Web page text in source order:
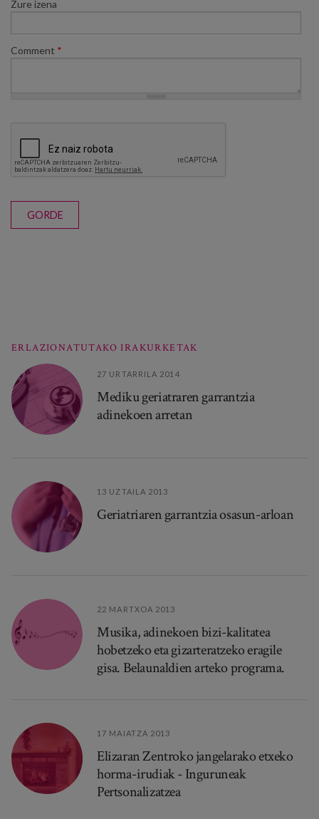
Zure izena
Comment *
GORDE
ERLAZIONATUTAKO IRAKURKETAK
27 URTARRILA 2014
Mediku geriatraren garrantzia
adinekoen arretan
13 UZTAILA 2013
Geriatriaren garrantzia osasun-arloan
22 MARTXOA 2013
Musika, adinekoen bizi-kalitatea
hobetzeko eta gizarteratzeko eragile
gisa. Belaunaldien arteko programa.
17 MAIATZA 2013
Elizaran Zentroko jangelarako etxeko
horma-irudiak - Inguruneak
Pertsonalizatzea